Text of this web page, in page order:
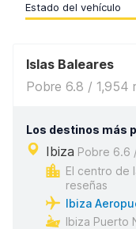
Estado del vehículo
Islas Baleares
Pobre 6.8 / 1,954
Los destinos más
Ibiza Pobre 6.6
El centro de
reseñas
Ibiza
Ibiza Puerto